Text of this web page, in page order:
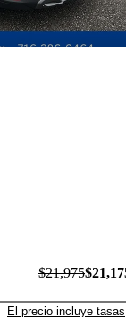
$21,975
El precio incluye tasas